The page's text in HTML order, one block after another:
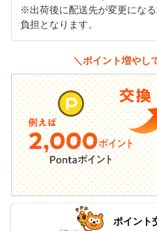
※出荷後に配送先が変更にな
負担となります。
＼ポイント増やし
ポイント